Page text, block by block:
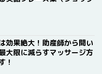
効果絶大！助産師から聞い
大限に減らすマッサージ方
！